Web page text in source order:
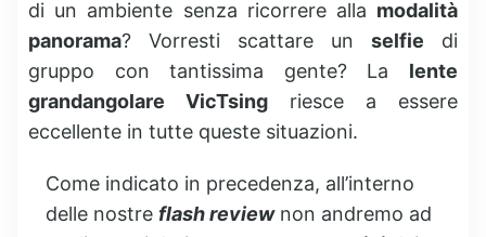
di un ambiente senza ricorrere alla modalità
panorama? Vorresti scattare un selfie di
gruppo con tantissima gente? La lente
grandangolare VicTsing riesce a essere
eccellente in tutte queste situazioni.
Come indicato in precedenza, all’interno
delle nostre flash reviewnon andremo ad